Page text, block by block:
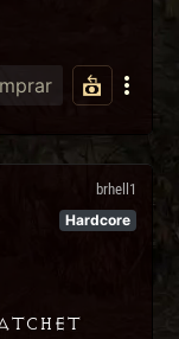
Hardcore
brhell1